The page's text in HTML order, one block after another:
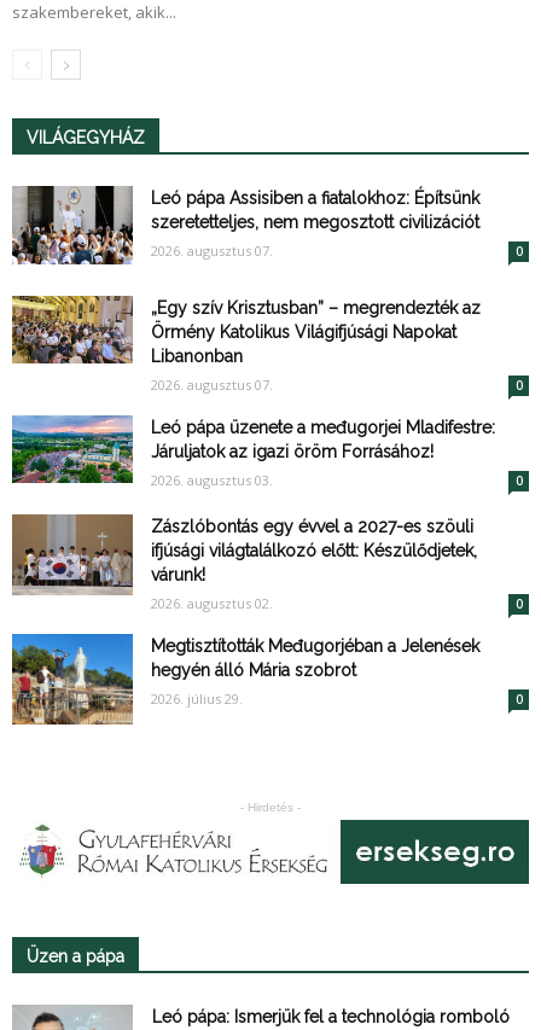
szakembereket, akik...
VILÁGEGYHÁZ
Leó pápa Assisiben a fiatalokhoz: Építsünk
szeretetteljes, nem megosztott civilizációt
2026. augusztus 07. 0
„Egy szív Krisztusban” – megrendezték az
Örmény Katolikus Világifjúsági Napokat
Libanonban
2026. augusztus 07. 0
Leó pápa üzenete a međugorjei Mladifestre:
Járuljatok az igazi öröm Forrásához!
2026. augusztus 03. 0
Zászlóbontás egy évvel a 2027-es szöuli
ifjúsági világtalálkozó előtt: Készülődjetek,
várunk!
2026. augusztus 02. 0
Megtisztították Međugorjéban a Jelenések
hegyén álló Mária szobrot
2026. július 29. 0
- Hirdetés -
Üzen a pápa
Leó pápa: Ismerjük fel a technológia romboló